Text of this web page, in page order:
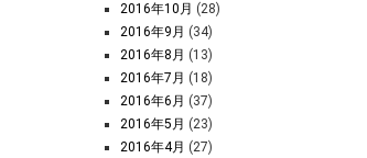
2016年10月 (28)
2016年9月 (34)
2016年8月 (13)
2016年7月 (18)
2016年6月 (37)
2016年5月 (23)
2016年4月 (27)